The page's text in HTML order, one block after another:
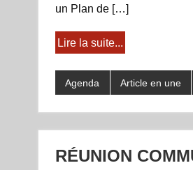
un Plan de […]
Lire la suite...
Agenda Article en une
RÉUNION